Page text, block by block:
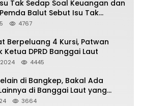
Tak Sedap Soal Keuangan dan
Balut Sebut Isu Tak
4767
Berpeluang 4 Kursi, Patwan
Ketua DPRD Banggai Laut
4445
di Bangkep, Bakal Ada
di Banggai Laut yang
Bagini Kata Kapolres!
3664